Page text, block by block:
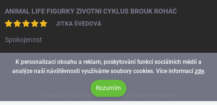
K personalizaci obsahu a reklam, poskytování funkcí sociálních médií a
analýze naší návštěvnosti využíváme soubory cookies. Více informacízde.
Rozumím
ANIMAL LIFE FIGURKY ŽIVOTNÍ CYKLUS BROUK ROHÁČ
JITKA ŠVÉDOVÁ
Spokojenost
Smoopi. Všechna práva vyhrazena.